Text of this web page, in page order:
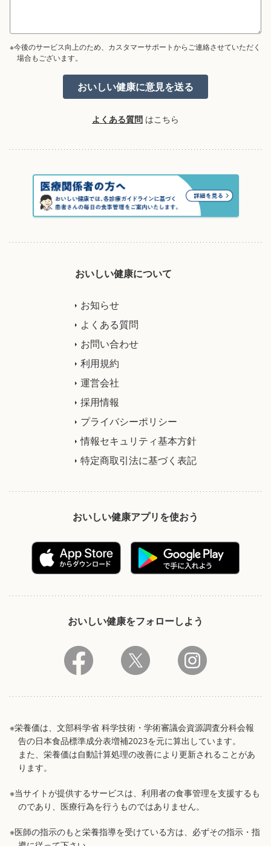
※今後のサービス向上のため、カスタマーサポートからご連絡させていただく
場合もございます。
よくある質問 はこちら
おいしい健康について
お知らせ
よくある質問
お問い合わせ
利用規約
運営会社
採用情報
プライバシーポリシー
情報セキュリティ基本方針
特定商取引法に基づく表記
おいしい健康アプリを使おう
おいしい健康をフォローしよう
※栄養価は、文部科学省 科学技術・学術審議会資源調査分科会報
告の日本食品標準成分表増補2023を元に算出しています。
また、栄養価は自動計算処理の改善により更新されることがあ
ります。
※当サイトが提供するサービスは、利用者の食事管理を支援するも
のであり、医療行為を行うものではありません。
※医師の指示のもと栄養指導を受けている方は、必ずその指示・指